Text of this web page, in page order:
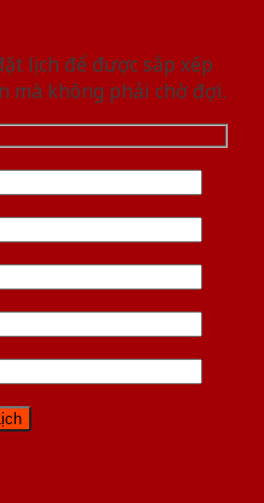
lịch để được sắp xếp
mà không phải chờ đợi.